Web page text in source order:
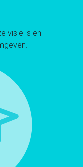
visie is en